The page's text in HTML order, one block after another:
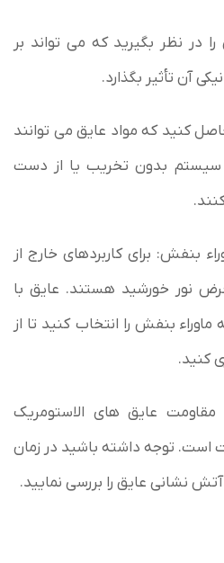
در نظر بگیرید که می تواند بر
آن تأثیر بگذارد.
کنید که مواد عایق می توانند
سیستم بدون تخریب یا از دست
بنفش: برای کاربردهای خارج از
نور خورشید هستند. عایق با
بنفش را انتخاب کنید تا از
کنید.
مقاومت عایق های الاستومریک
است. توجه داشته باشید در زمان
نشانی عایق را بررسی نمایید.